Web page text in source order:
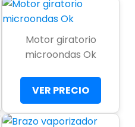
Motor giratorio
microondas Ok
VER PRECIO